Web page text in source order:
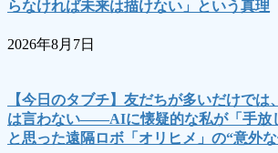
らなければ未来は描けない」という真理
2026年8月7日
【今日のタブチ】友だちが多いだけでは
は言わない――AIに懐疑的な私が「手放
と思った遠隔ロボ「オリヒメ」の“意外